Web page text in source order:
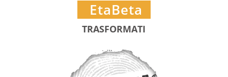
EtaBeta
TRASFORMATI